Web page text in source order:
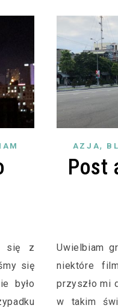
się z
się
było
AZJA,
Post
Uwielbiam
niektóre
przyszło mi
w takim